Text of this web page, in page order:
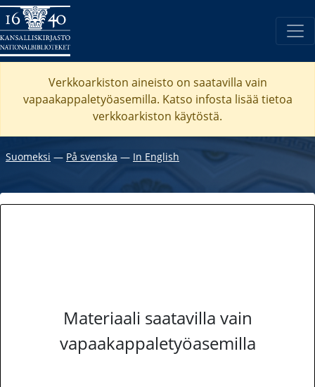
Verkkoarkiston aineisto on saatavilla vain
vapaakappaletyöasemilla. Katso infosta lisää tietoa
verkkoarkiston käytöstä.
Suomeksi ― På svenska ― In English
Materiaali saatavilla vain
vapaakappaletyöasemilla